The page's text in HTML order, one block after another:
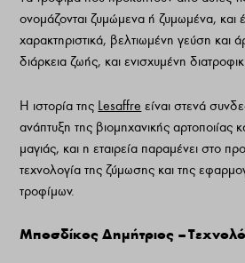
ονομάζονται ζυμώμενα ή ζυμωμένα, και
χαρακτηριστικά, βελτιωμένη γεύση και
διάρκεια ζωής, και ενισχυμένη
Η ιστορία της Lesaffre είναι στενά
ανάπτυξη της βιομηχανικής αρτοποιίας
μαγιάς, και η εταιρεία παραμένει στο
τεχνολογία της ζύμωσης και της
τροφίμων.
Μποσδίκος Δημήτριος –